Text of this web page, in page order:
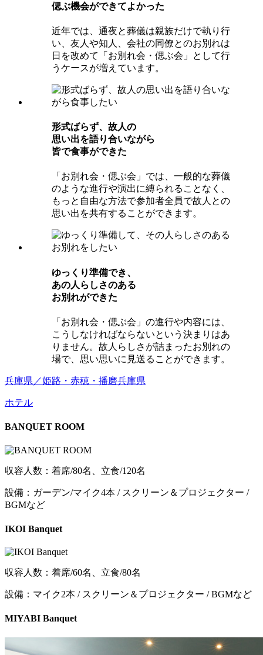
偲ぶ機会ができてよかった
近年では、通夜と葬儀は親族だけで執り行
い、友人や知人、会社の同僚とのお別れは
日を改めて「お別れ会・偲ぶ会」として行
うケースが増えています。
形式ばらず、故⼈の
思い出を語り合いながら
皆で⾷事ができた
「お別れ会・偲ぶ会」では、一般的な葬儀
のような進行や演出に縛られることなく、
もっと自由な方法で参加者全員で故人との
思い出を共有することができます。
ゆっくり準備でき、
あの⼈らしさのある
お別れができた
「お別れ会・偲ぶ会」の進行や内容には、
こうしなければならないという決まりはあ
りません。故人らしさが詰まったお別れの
場で、思い思いに見送ることができます。
兵庫県／姫路・赤穂・播磨兵庫県
ホテル
BANQUET ROOM
収容人数：着席/80名、立食/120名
設備：ガーデン/マイク4本 / スクリーン＆プロジェクター /
BGMなど
IKOI Banquet
収容人数：着席/60名、立食/80名
設備：マイク2本 / スクリーン＆プロジェクター / BGMなど
MIYABI Banquet